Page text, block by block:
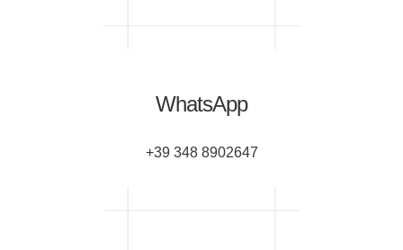
WhatsApp
+39 348 8902647